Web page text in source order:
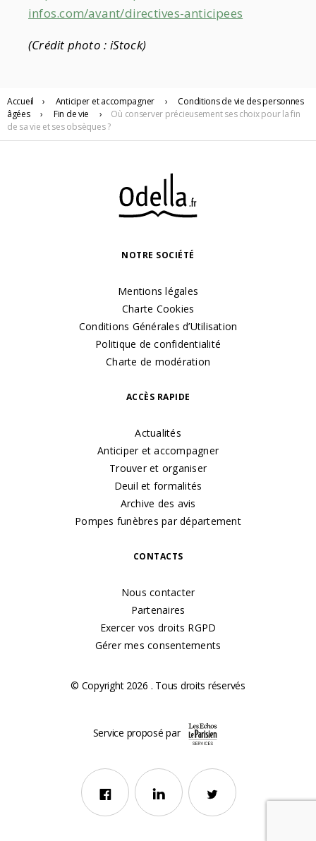
infos.com/avant/directives-anticipees
(Crédit photo : iStock)
Accueil › Anticiper et accompagner ›
Conditions de vie des personnes
âgées
› Fin de vie ›
Où conserver précieusement ses choix pour la fin
de sa vie et ses obsèques ?
NOTRE SOCIÉTÉ
Mentions légales
Charte Cookies
Conditions Générales d’Utilisation
Politique de confidentialité
Charte de modération
ACCÈS RAPIDE
Actualités
Anticiper et accompagner
Trouver et organiser
Deuil et formalités
Archive des avis
Pompes funèbres par département
CONTACTS
Nous contacter
Partenaires
Exercer vos droits RGPD
Gérer mes consentements
© Copyright 2026 . Tous droits réservés
Service proposé par